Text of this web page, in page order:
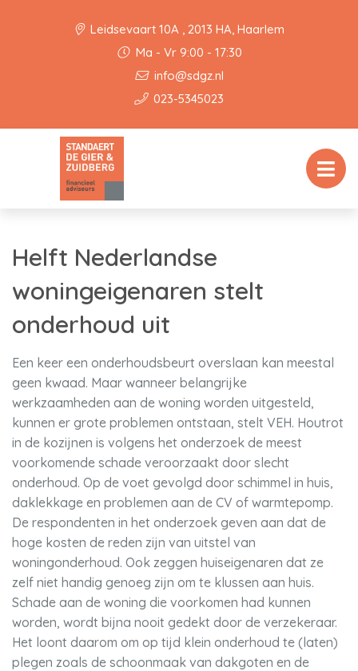
Leidsevaart 10A , 2013 HA, Haarlem
Ma - Vr 9:00 - 17:30
info@sdgz.nl
023-5345023
Helft Nederlandse
woningeigenaren stelt
onderhoud uit
Een keer een onderhoudsbeurt overslaan kan meestal
geen kwaad. Maar wanneer belangrijke
werkzaamheden aan de woning worden uitgesteld,
kunnen er grote problemen ontstaan, stelt VEH. Houtrot
in de kozijnen is volgens het onderzoek de meest
voorkomende schade veroorzaakt door slecht
onderhoud. Op de voet gevolgd door schimmel in huis,
daklekkage en problemen aan de CV of warmtepomp.
De respondenten in het onderzoek geven aan dat de
hoge kosten de reden zijn van uitstel van
woningonderhoud. Ook zeggen huiseigenaren dat ze
zelf niet handig genoeg zijn om te klussen aan huis.
Schade aan de woning die voorkomen had kunnen
worden, wordt bijna nooit gedekt door de verzekeraar.
Het loont daarom om op tijd klein onderhoud te (laten)
plegen zoals de schoonmaak van dakgoten en de